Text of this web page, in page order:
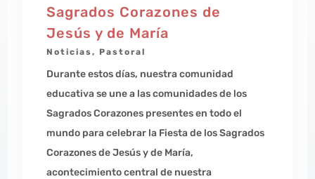
Sagrados Corazones de
Jesús y de María
Noticias, Pastoral
Durante estos días, nuestra comunidad
educativa se une a las comunidades de los
Sagrados Corazones presentes en todo el
mundo para celebrar la Fiesta de los Sagrados
Corazones de Jesús y de María,
acontecimiento central de nuestra